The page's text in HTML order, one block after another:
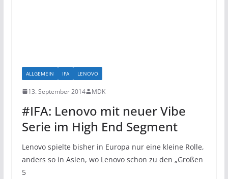
ALLGEMEIN IFA LENOVO
13. September 2014 MDK
#IFA: Lenovo mit neuer Vibe
Serie im High End Segment
Lenovo spielte bisher in Europa nur eine kleine Rolle,
anders so in Asien, wo Lenovo schon zu den „Großen
5